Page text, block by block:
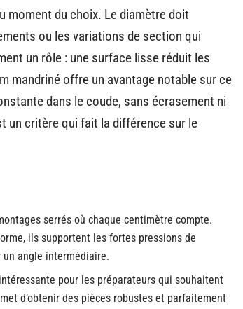
moment du choix. Le diamètre doit
ou les variations de section qui
un rôle : une surface lisse réduit les
mandriné offre un avantage notable sur ce
dans le coude, sans écrasement ni
un critère qui fait la différence sur le
serrés où chaque centimètre compte.
ils supportent les fortes pressions de
angle intermédiaire.
pour les préparateurs qui souhaitent
d’obtenir des pièces robustes et parfaitement